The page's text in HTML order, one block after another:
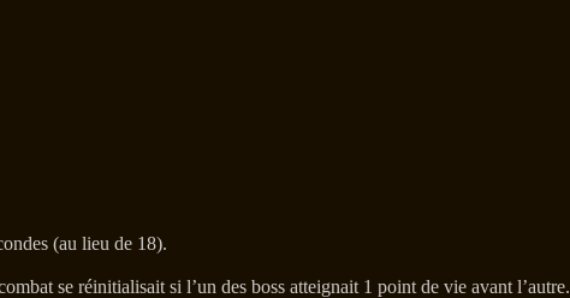
(au lieu de 18).
se réinitialisait si l’un des boss atteignait 1 point de vie avant l’autre.